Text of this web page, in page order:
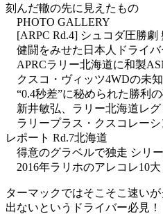
刻んだ轍の先に見えたもの
PHOTO GALLERY
[ARPC Rd.4] シュコダ圧勝劇
健闘をみせた日本人ドライバ
APRCラリー北海道に和製
クスコ・ヴィッツ4WDの未
“0.4秒差”に秘められた勝利
新井敏弘、ラリー北海道レ
ラリープラス・クスコレーシ
レポート Rd.7北海道
得意のグラベルで独走 シリー
2016年ラリホのアレコレ10大
ターマックではそこそこ速い
出ないというドライバー必見！